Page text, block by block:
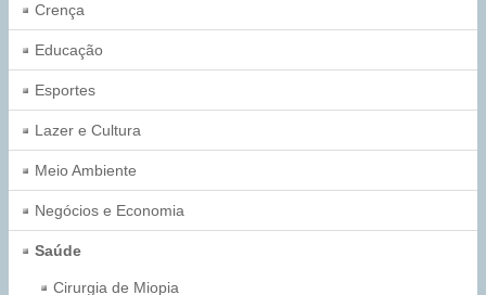
Crença
Educação
Esportes
Lazer e Cultura
Meio Ambiente
Negócios e Economia
Saúde
Cirurgia de Miopia